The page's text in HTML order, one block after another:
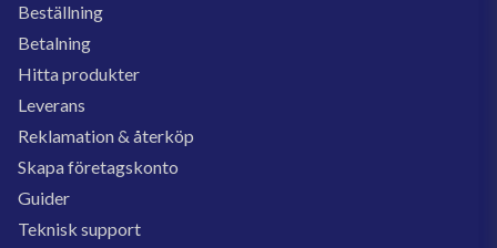
Beställning
Betalning
Hitta produkter
Leverans
Reklamation & återköp
Skapa företagskonto
Guider
Teknisk support